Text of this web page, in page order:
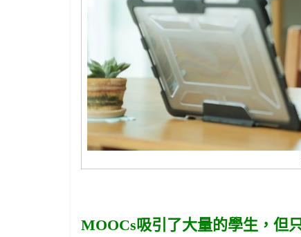
MOOCs吸引了大量的學生，但